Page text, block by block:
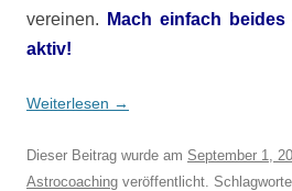
vereinen.
Mach einfach
aktiv!
Weiterlesen →
Dieser Beitrag wurde am September 1,
Astrocoaching veröffentlicht.